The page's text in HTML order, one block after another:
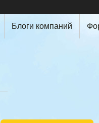
Блоги компаний